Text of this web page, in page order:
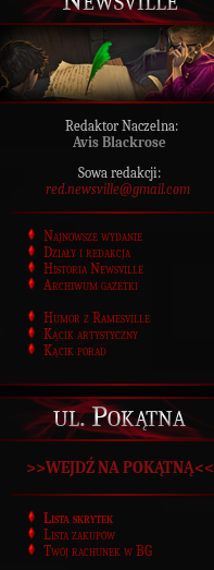
Redaktor Naczelna:
Avis Blackrose
Sowa redakcji:
red.newsville@gmail.com
Najnowsze wydanie
Działy i redakcja
Historia Newsville
Archiwum gazetki
Humor z Ramesville
Kącik artystyczny
Kącik porad
ul. Pokątna
>>WEJDŹ NA POKĄTNĄ<<
Lista skrytek
Lista zakupów
Twój rachunek w BG